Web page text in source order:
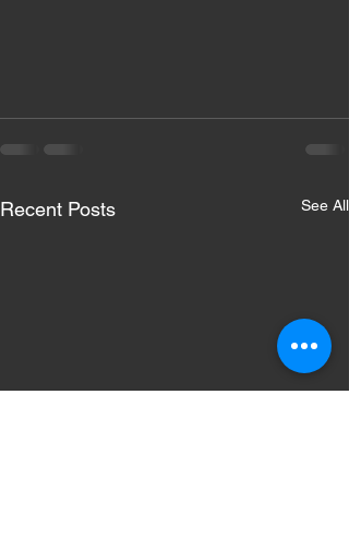
Recent Posts See All